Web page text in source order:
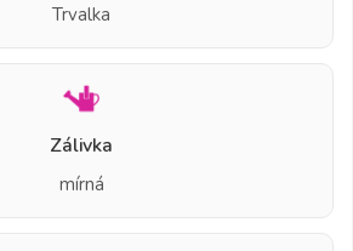
Trvalka
Zálivka
mírná